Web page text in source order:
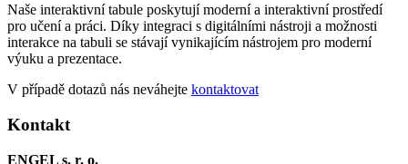
Naše interaktivní tabule poskytují moderní a interaktivní prostředí
pro učení a práci. Díky integraci s digitálními nástroji a možnosti
interakce na tabuli se stávají vynikajícím nástrojem pro moderní
výuku a prezentace.
V případě dotazů nás neváhejte kontaktovat
Kontakt
ENGEL s. r. o.